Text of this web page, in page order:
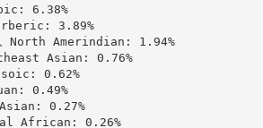
6.38%
3.89%
North Amerindian: 1.94%
Asian: 0.76%
0.62%
0.49%
0.27%
African: 0.26%